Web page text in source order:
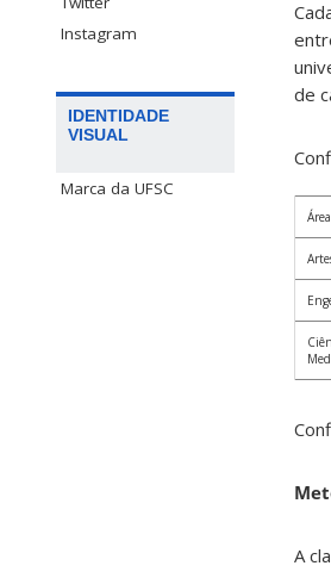
Instagram
IDENTIDADE
VISUAL
Marca da UFSC
de
Área
A